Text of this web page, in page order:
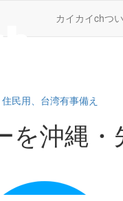
カイカイchつ
民用、台湾有事備え
を沖縄